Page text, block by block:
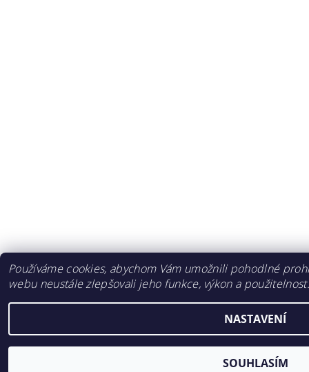
Používáme cookies, abychom Vám umožnili pohodlné
webu neustále zlepšovali jeho funkce, výkon a použitelnost.
NASTAVENÍ
SOUHLASÍM